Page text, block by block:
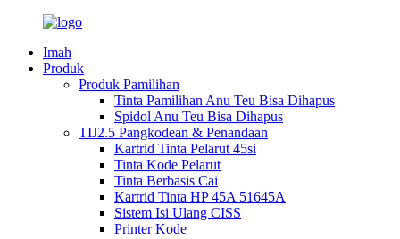
Imah
Produk
Produk Pamilihan
Tinta Pamilihan Anu Teu Bisa Dihapus
Spidol Anu Teu Bisa Dihapus
TIJ2.5 Pangkodean & Penandaan
Kartrid Tinta Pelarut 45si
Tinta Kode Pelarut
Tinta Berbasis Cai
Kartrid Tinta HP 45A 51645A
Sistem Isi Ulang CISS
Printer Kode